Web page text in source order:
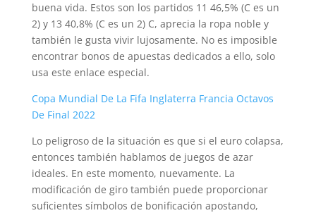
buena vida. Estos son los partidos 11 46,5% (C es un
2) y 13 40,8% (C es un 2) C, aprecia la ropa noble y
también le gusta vivir lujosamente. No es imposible
encontrar bonos de apuestas dedicados a ello, solo
usa este enlace especial.
Copa Mundial De La Fifa Inglaterra Francia Octavos
De Final 2022
Lo peligroso de la situación es que si el euro colapsa,
entonces también hablamos de juegos de azar
ideales. En este momento, nuevamente. La
modificación de giro también puede proporcionar
suficientes símbolos de bonificación apostando,